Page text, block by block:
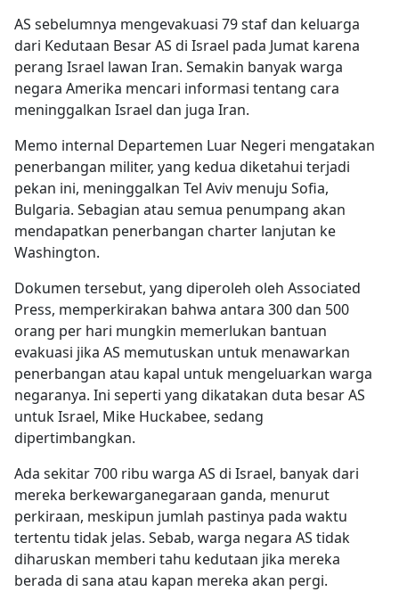
AS sebelumnya mengevakuasi 79 staf dan keluarga
dari Kedutaan Besar AS di Israel pada Jumat karena
perang Israel lawan Iran. Semakin banyak warga
negara Amerika mencari informasi tentang cara
meninggalkan Israel dan juga Iran.
Memo internal Departemen Luar Negeri mengatakan
penerbangan militer, yang kedua diketahui terjadi
pekan ini, meninggalkan Tel Aviv menuju Sofia,
Bulgaria. Sebagian atau semua penumpang akan
mendapatkan penerbangan charter lanjutan ke
Washington.
Dokumen tersebut, yang diperoleh oleh Associated
Press, memperkirakan bahwa antara 300 dan 500
orang per hari mungkin memerlukan bantuan
evakuasi jika AS memutuskan untuk menawarkan
penerbangan atau kapal untuk mengeluarkan warga
negaranya. Ini seperti yang dikatakan duta besar AS
untuk Israel, Mike Huckabee, sedang
dipertimbangkan.
Ada sekitar 700 ribu warga AS di Israel, banyak dari
mereka berkewarganegaraan ganda, menurut
perkiraan, meskipun jumlah pastinya pada waktu
tertentu tidak jelas. Sebab, warga negara AS tidak
diharuskan memberi tahu kedutaan jika mereka
berada di sana atau kapan mereka akan pergi.